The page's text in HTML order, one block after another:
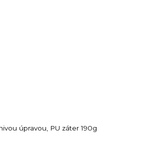
úpravou, PU záter 190g